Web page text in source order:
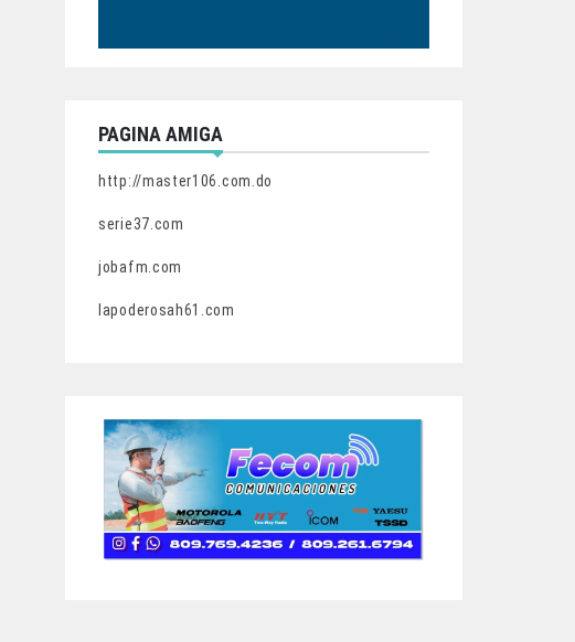
PAGINA AMIGA
http://master106.com.do
serie37.com
jobafm.com
lapoderosah61.com